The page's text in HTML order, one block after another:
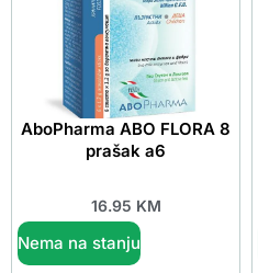
AboPharma ABO FLORA 8
prašak a6
16.95 KM
Nema na stanju